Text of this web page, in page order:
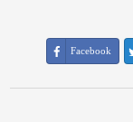
Facebook